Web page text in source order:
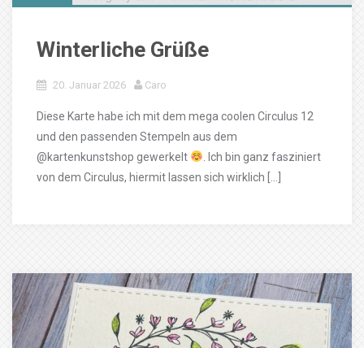
Winterliche Grüße
20. Januar 2026 Caro
Diese Karte habe ich mit dem mega coolen Circulus 12
und den passenden Stempeln aus dem
@kartenkunstshop gewerkelt
. Ich bin ganz fasziniert
von dem Circulus, hiermit lassen sich wirklich […]